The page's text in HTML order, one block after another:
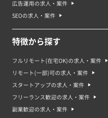
広告運用の求人・案件
SEOの求人・案件
特徴から探す
フルリモート(在宅OK)の求人・案件
リモート(一部)可の求人・案件
スタートアップの求人・案件
フリーランス歓迎の求人・案件
副業歓迎の求人・案件